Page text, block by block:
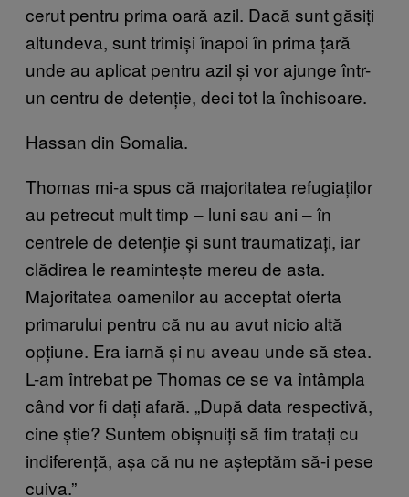
cerut pentru prima oară azil. Dacă sunt găsiți
altundeva, sunt trimiși înapoi în prima țară
unde au aplicat pentru azil și vor ajunge într-
un centru de detenție, deci tot la închisoare.
Hassan din Somalia.
Thomas mi-a spus că majoritatea refugiaților
au petrecut mult timp – luni sau ani – în
centrele de detenție și sunt traumatizați, iar
clădirea le reamintește mereu de asta.
Majoritatea oamenilor au acceptat oferta
primarului pentru că nu au avut nicio altă
opțiune. Era iarnă și nu aveau unde să stea.
L-am întrebat pe Thomas ce se va întâmpla
când vor fi dați afară. „După data respectivă,
cine știe? Suntem obișnuiți să fim tratați cu
indiferență, așa că nu ne așteptăm să-i pese
cuiva.”